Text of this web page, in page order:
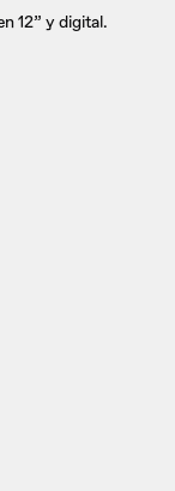
12” y digital.